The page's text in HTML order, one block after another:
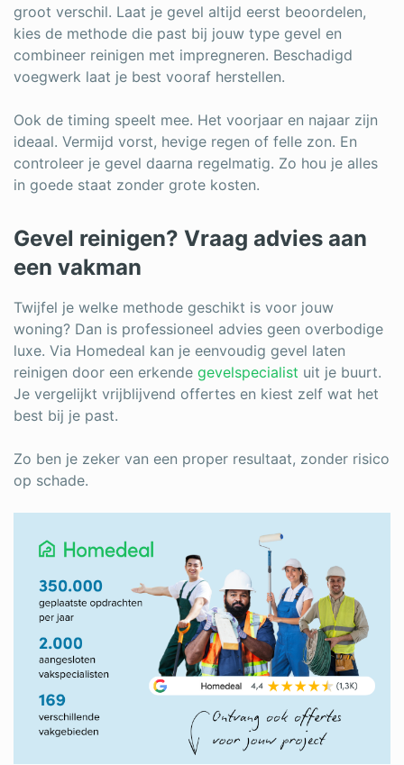
groot verschil. Laat je gevel altijd eerst beoordelen,
kies de methode die past bij jouw type gevel en
combineer reinigen met impregneren. Beschadigd
voegwerk laat je best vooraf herstellen.
Ook de timing speelt mee. Het voorjaar en najaar zijn
ideaal. Vermijd vorst, hevige regen of felle zon. En
controleer je gevel daarna regelmatig. Zo hou je alles
in goede staat zonder grote kosten.
Gevel reinigen? Vraag advies aan
een vakman
Twijfel je welke methode geschikt is voor jouw
woning? Dan is professioneel advies geen overbodige
luxe. Via Homedeal kan je eenvoudig gevel laten
reinigen door een erkende gevelspecialist uit je buurt.
Je vergelijkt vrijblijvend offertes en kiest zelf wat het
best bij je past.
Zo ben je zeker van een proper resultaat, zonder risico
op schade.